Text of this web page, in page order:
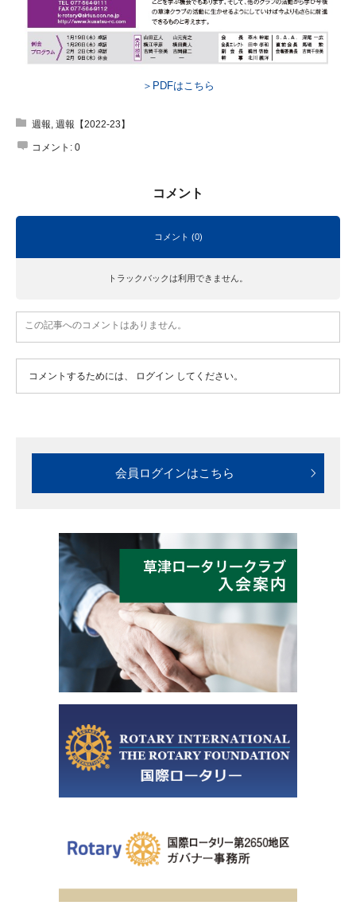
＞PDFはこちら
週報, 週報【2022-23】
コメント: 0
コメント
コメント (0)
トラックバックは利用できません。
この記事へのコメントはありません。
コメントするためには、 ログイン してください。
会員ログインはこちら